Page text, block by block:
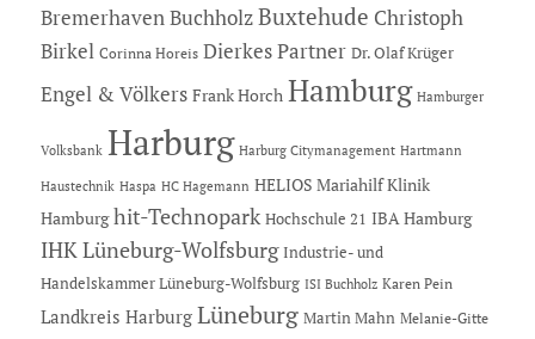
Bremerhaven Buchholz Buxtehude Christoph
Birkel Corinna Horeis Dierkes Partner Dr. Olaf Krüger
Engel & Völkers Frank Horch Hamburg Hamburger
Volksbank Harburg Harburg Citymanagement Hartmann
Haustechnik Haspa HC Hagemann HELIOS Mariahilf Klinik
Hamburg hit-Technopark Hochschule 21 IBA Hamburg
IHK Lüneburg-Wolfsburg Industrie- und
Handelskammer Lüneburg-Wolfsburg ISI Buchholz Karen Pein
Landkreis Harburg Lüneburg Martin Mahn Melanie-Gitte